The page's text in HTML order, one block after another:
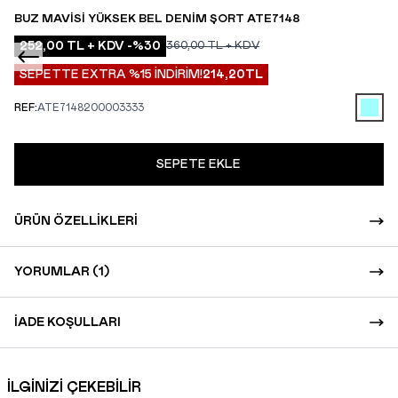
BUZ MAVISI YÜKSEK BEL DENIM ŞORT ATE7148
252,00 TL + KDV -%30 360,00TL + KDV
SEPETTE EXTRA %15 İNDİRİM!214,20TL
REF:ATE7148200003333
SEPETE EKLE
ÜRÜN ÖZELLIKLERI
YORUMLAR (1)
İADE KOŞULLARI
İLGİNİZİ ÇEKEBİLİR